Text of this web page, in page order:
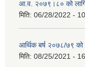
आ.व. २०७९।८० को लागि
मिति: 06/28/2022 -
आर्थिक बर्ष २०७८/७९ को
मिति: 08/25/2021 -